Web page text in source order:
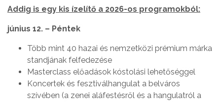
Addig is egy kis ízelítő a 2026-os programokból:
június 12. – Péntek
Több mint 40 hazai és nemzetközi prémium márka
standjának felfedezése
Masterclass előadások kóstolási lehetőséggel
Koncertek és fesztiválhangulat a belváros
szívében (a zenei aláfestésről és a hangulatról a